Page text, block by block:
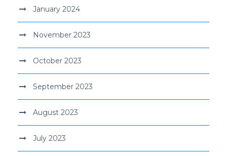
January 2024
November 2023
October 2023
September 2023
August 2023
July 2023